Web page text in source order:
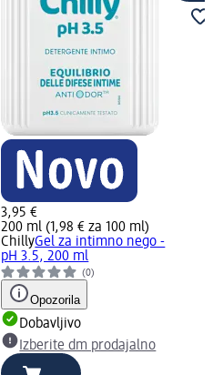
3,95 €
200 ml (1,98 € za 100 ml)
ChillyGel za intimno nego -
pH 3.5, 200 ml
(0)
Opozorila
Dobavljivo
Izberite dm prodajalno